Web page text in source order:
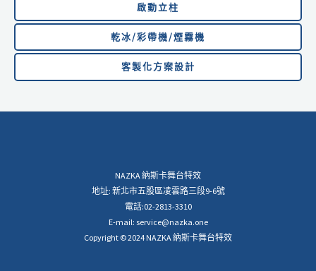
啟動立柱
乾冰/彩帶機/煙霧機
客製化方案設計
NAZKA 納斯卡舞台特效
地址: 新北市五股區凌雲路三段9-6號
電話:02-2813-3310
E-mail: service@nazka.one
Copyright © 2024 NAZKA 納斯卡舞台特效